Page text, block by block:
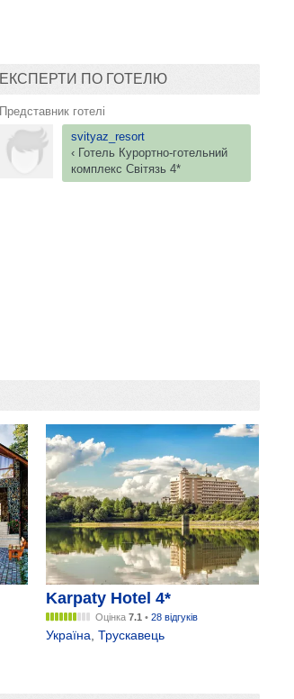
ЕКСПЕРТИ ПО ГОТЕЛЮ
Представник готелі
svityaz_resort
‹ Готель Курортно-готельний
комплекс Світязь 4*
Karpaty Hotel 4*
Оцінка7.1 •28 відгуків
Україна ,Трускавець